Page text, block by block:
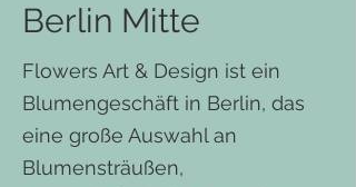
Berlin Mitte
Flowers Art & Design ist ein
Blumengeschäft in Berlin, das
eine große Auswahl an
Blumensträußen,